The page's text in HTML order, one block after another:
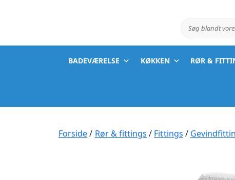
Søg blandt
BADEVÆRELSE KØKKEN RØR &
Forside/ Rør & fittings / Fittings /